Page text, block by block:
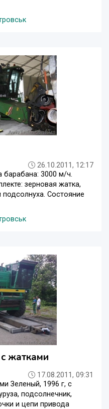
26.10.2011, 12:17
барабана: 3000 м/ч.
зерновая жатка,
Состояние
жатками
17.08.2011, 09:31
Зеленый, 1996 г, с
подсолнечник,
и цепи привода